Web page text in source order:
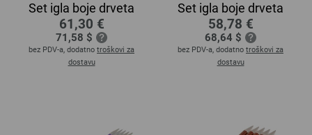
Set igla boje drveta
61,30 €
71,58 $
bez PDV-a, dodatno troškovi za
dostavu
Set igla boje drveta
58,78 €
68,64 $
bez PDV-a, dodatno troškovi za
dostavu